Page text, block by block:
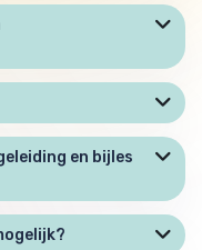
en bijles